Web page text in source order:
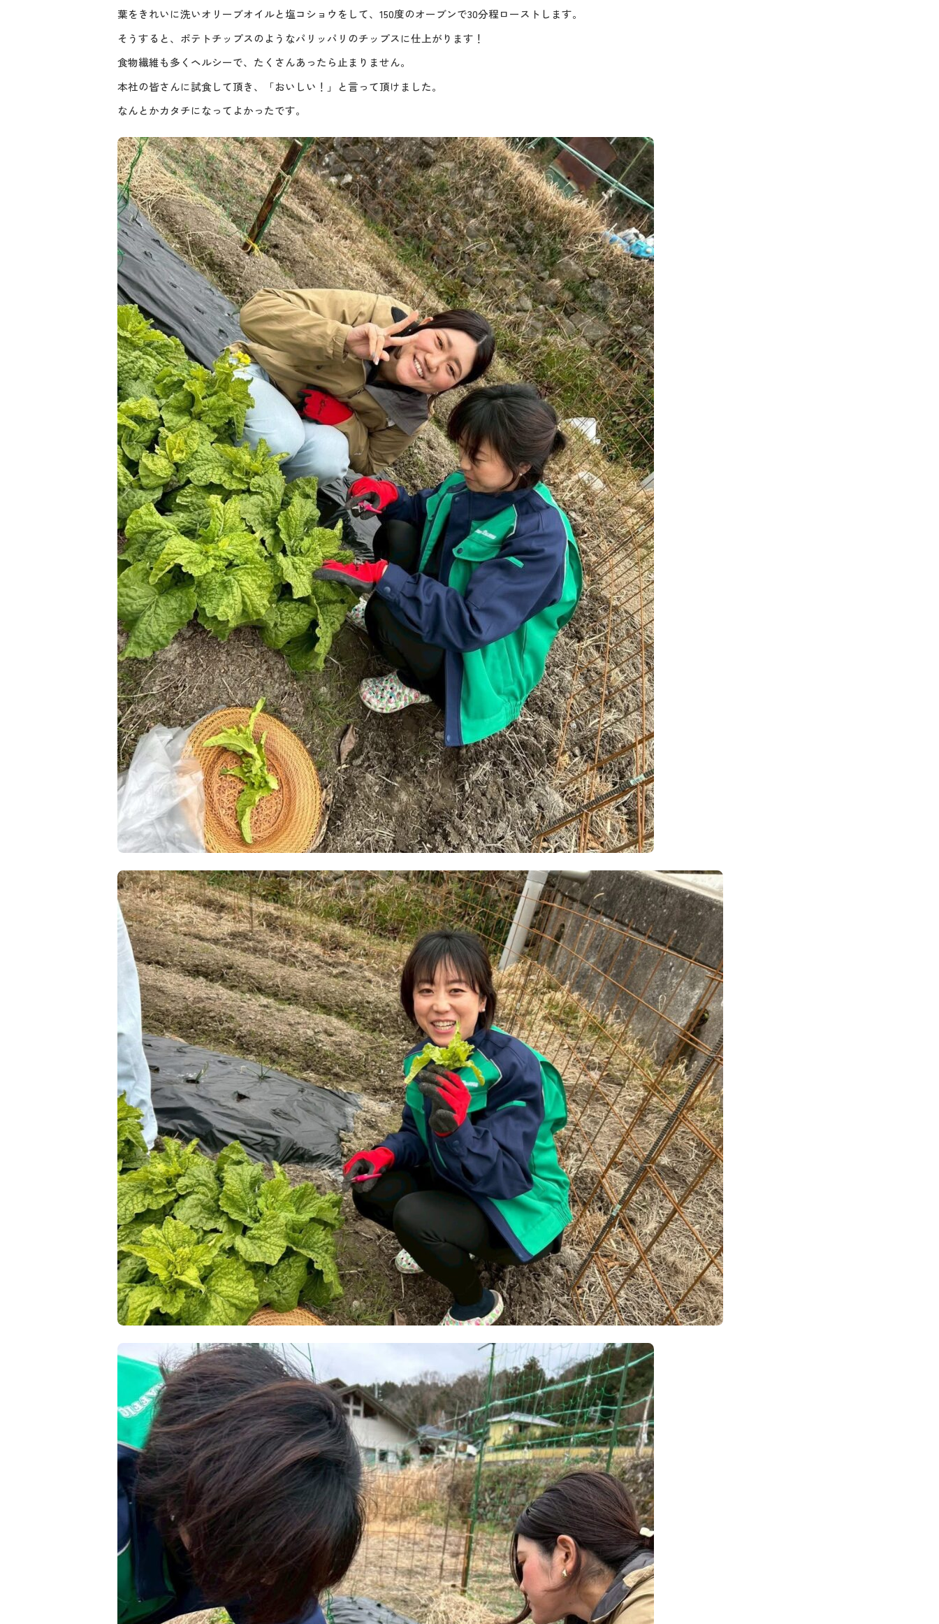
葉をきれいに洗いオリーブオイルと塩コショウをして、150度のオーブンで30分程ローストします。
そうすると、ポテトチップスのようなパリッパリのチップスに仕上がります！
食物繊維も多くヘルシーで、たくさんあったら止まりません。
本社の皆さんに試食して頂き、「おいしい！」と言って頂けました。
なんとかカタチになってよかったです。